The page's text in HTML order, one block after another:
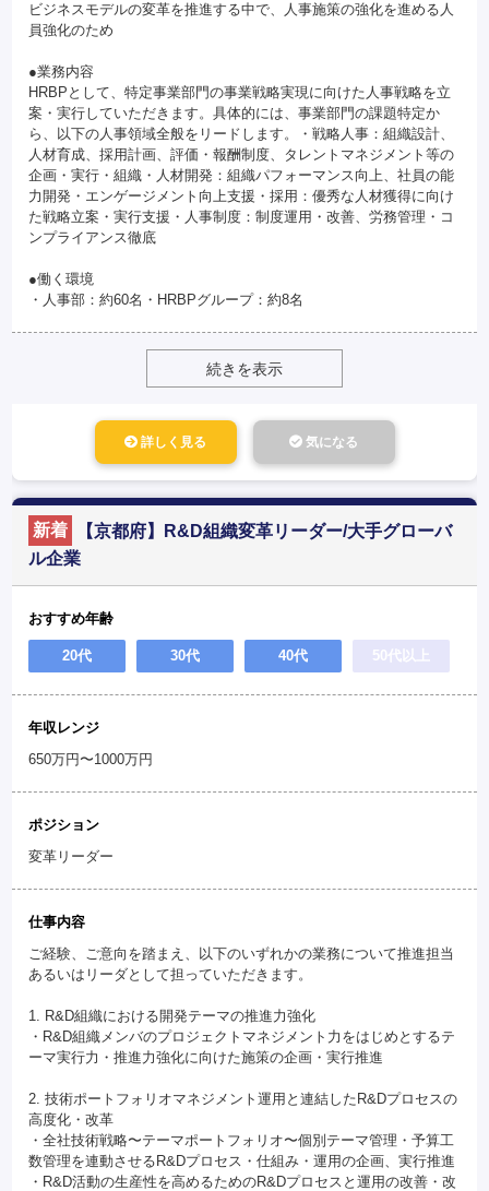
ビジネスモデルの変革を推進する中で、人事施策の強化を進める人
員強化のため
●業務内容
HRBPとして、特定事業部門の事業戦略実現に向けた人事戦略を立
案・実行していただきます。具体的には、事業部門の課題特定か
ら、以下の人事領域全般をリードします。・戦略人事：組織設計、
人材育成、採用計画、評価・報酬制度、タレントマネジメント等の
企画・実行・組織・人材開発：組織パフォーマンス向上、社員の能
力開発・エンゲージメント向上支援・採用：優秀な人材獲得に向け
た戦略立案・実行支援・人事制度：制度運用・改善、労務管理・コ
ンプライアンス徹底
●働く環境
・人事部：約60名・HRBPグループ：約8名
続きを表示
詳しく見る 気になる
新着
【京都府】R&D組織変革リーダー/大手グローバ
ル企業
おすすめ年齢
20代 30代 40代 50代以上
年収レンジ
650万円〜1000万円
ポジション
変革リーダー
仕事内容
ご経験、ご意向を踏まえ、以下のいずれかの業務について推進担当
あるいはリーダとして担っていただきます。
1. R&D組織における開発テーマの推進力強化
・R&D組織メンバのプロジェクトマネジメント力をはじめとするテ
ーマ実行力・推進力強化に向けた施策の企画・実行推進
2. 技術ポートフォリオマネジメント運用と連結したR&Dプロセスの
高度化・改革
・全社技術戦略〜テーマポートフォリオ〜個別テーマ管理・予算工
数管理を連動させるR&Dプロセス・仕組み・運用の企画、実行推進
・R&D活動の生産性を高めるためのR&Dプロセスと運用の改善・改